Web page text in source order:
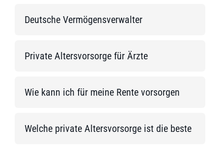
Deutsche Vermögensverwalter
Private Altersvorsorge für Ärzte
Wie kann ich für meine Rente vorsorgen
Welche private Altersvorsorge ist die beste